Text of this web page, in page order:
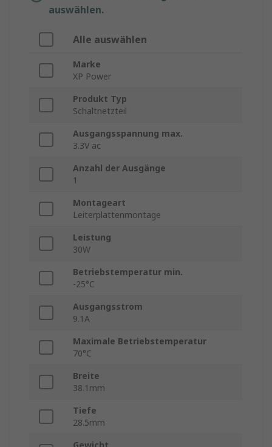
auswählen.
Alle auswählen
Marke
XP Power
Produkt Typ
Schaltnetzteil
Ausgangsspannung max.
3.3V ac
Anzahl der Ausgänge
1
Montageart
Leiterplattenmontage
Leistung
30W
Betriebstemperatur min.
-25°C
Ausgangsstrom
9.1A
Maximale Betriebstemperatur
70°C
Breite
38.1mm
Tiefe
28.5mm